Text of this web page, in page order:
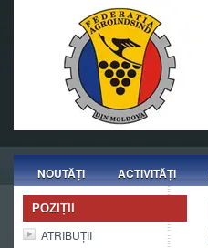
NOUTĂȚI ACTIVITĂȚI
POZIȚII
ATRIBUȚII